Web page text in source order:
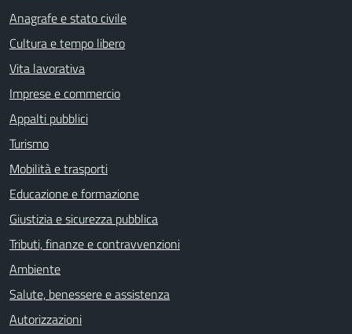
Anagrafe e stato civile
Cultura e tempo libero
Vita lavorativa
Imprese e commercio
Appalti pubblici
Turismo
Mobilità e trasporti
Educazione e formazione
Giustizia e sicurezza pubblica
Tributi, finanze e contravvenzioni
Ambiente
Salute, benessere e assistenza
Autorizzazioni